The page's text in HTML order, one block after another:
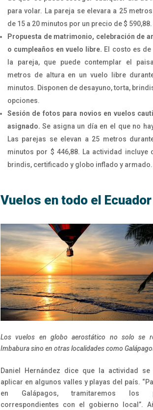
para volar. La pareja se elevara a 25
de 15 a 20 minutos por un precio de $ 590,88.
Propuesta de matrimonio, celebración de
o cumpleaños en vuelo libre. El costo es de
la pareja, que puede contemplar el
metros de altura en un vuelo libre
minutos. Disponen de desayuno, torta,
opciones.
Sesión de fotos para novios en vuelos
asignado.Se asigna un día en el que no
Las parejas se elevan a 25 metros
minutos por $ 446,88. La actividad incluye
brindis, certificado y globo inflado y armado.
Vuelos en todo el Ecuador
Los vuelos en globo aerostático no solo se
Imbabura sino en otras localidades como
Daniel Hernández dice que la actividad se
aplicar en algunos valles y playas del país.
en Galápagos, tramitaremos los
correspondientes con el gobierno local”.